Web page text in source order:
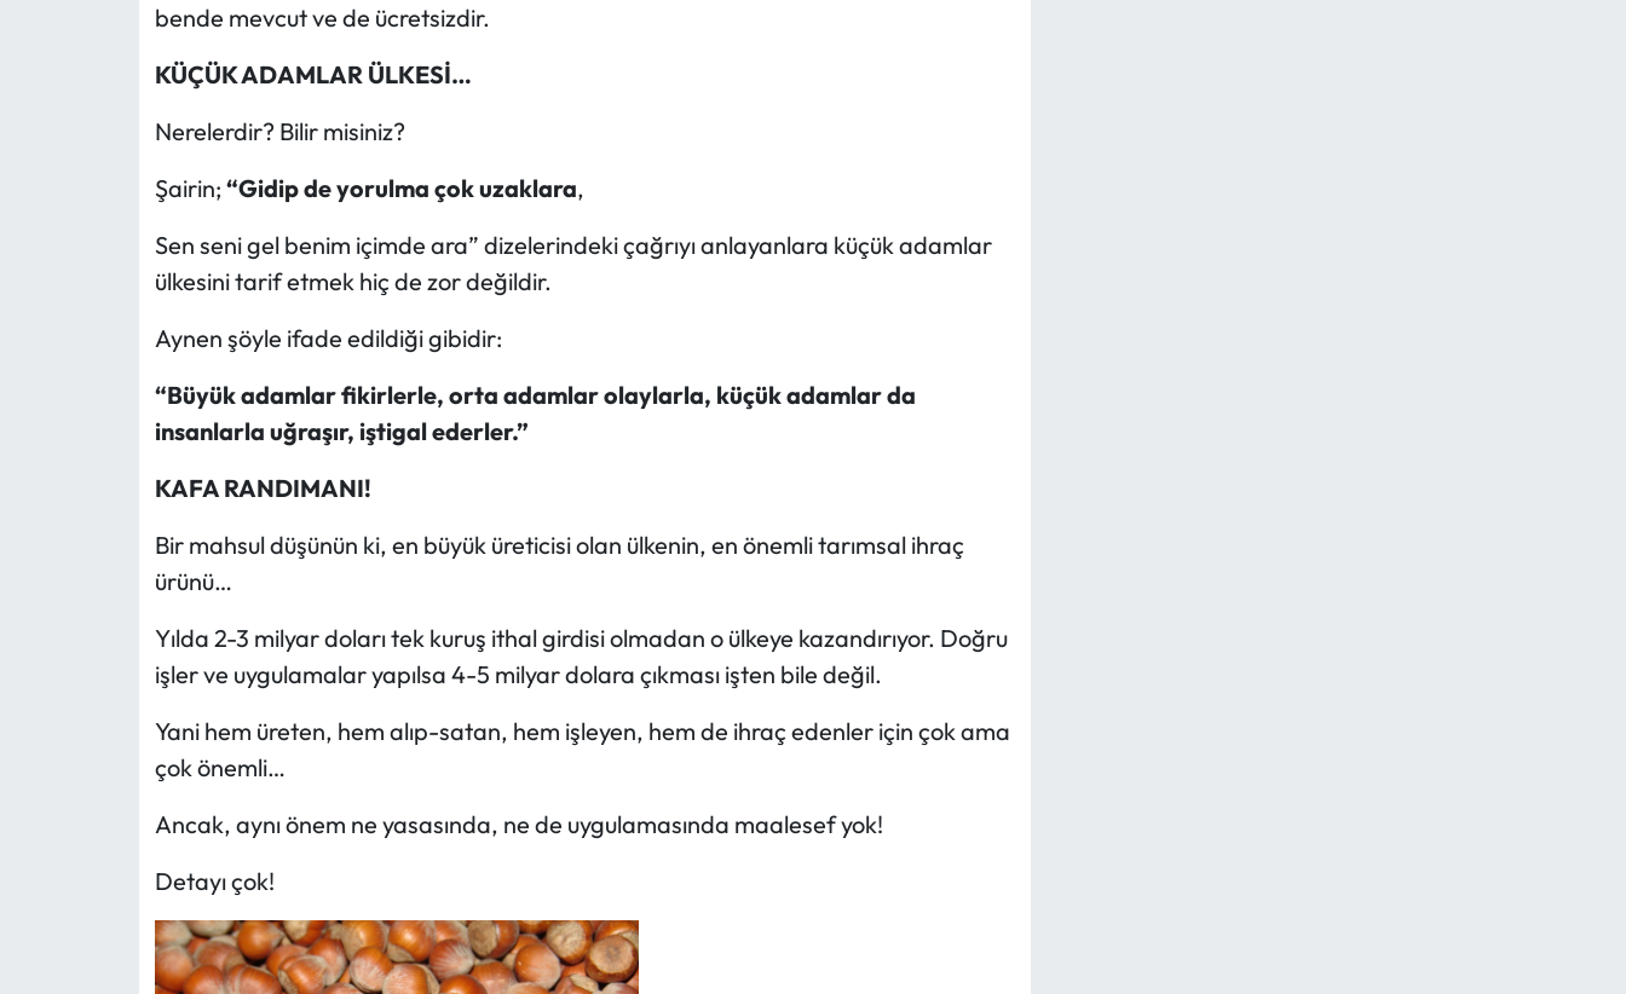
bende mevcut ve de ücretsizdir.
KÜÇÜK ADAMLAR ÜLKESİ…
Nerelerdir? Bilir misiniz?
Şairin; “Gidip de yorulma çok uzaklara,
Sen seni gel benim içimde ara” dizelerindeki çağrıyı anlayanlara küçük adamlar
ülkesini tarif etmek hiç de zor değildir.
Aynen şöyle ifade edildiği gibidir:
“Büyük adamlar fikirlerle, orta adamlar olaylarla, küçük adamlar da
insanlarla uğraşır, iştigal ederler.”
KAFA RANDIMANI!
Bir mahsul düşünün ki, en büyük üreticisi olan ülkenin, en önemli tarımsal ihraç
ürünü…
Yılda 2-3 milyar doları tek kuruş ithal girdisi olmadan o ülkeye kazandırıyor. Doğru
işler ve uygulamalar yapılsa 4-5 milyar dolara çıkması işten bile değil.
Yani hem üreten, hem alıp-satan, hem işleyen, hem de ihraç edenler için çok ama
çok önemli…
Ancak, aynı önem ne yasasında, ne de uygulamasında maalesef yok!
Detayı çok!